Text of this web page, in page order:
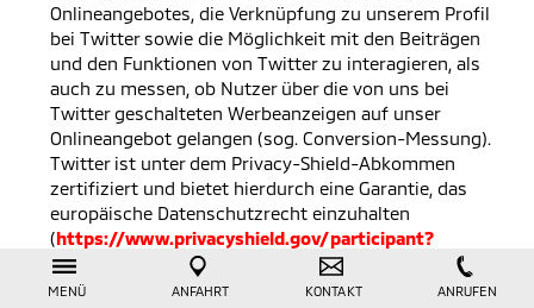
MENÜ ANFAHRT KONTAKT ANRUFEN
Onlineangebotes, die Verknüpfung zu unserem Profil
bei Twitter sowie die Möglichkeit mit den Beiträgen
und den Funktionen von Twitter zu interagieren, als
auch zu messen, ob Nutzer über die von uns bei
Twitter geschalteten Werbeanzeigen auf unser
Onlineangebot gelangen (sog. Conversion-Messung).
Twitter ist unter dem Privacy-Shield-Abkommen
zertifiziert und bietet hierdurch eine Garantie, das
europäische Datenschutzrecht einzuhalten
(https://www.privacyshield.gov/participant?
id=a2zt0000000TORzAAO&status=Active
Datenschutzerklärung: